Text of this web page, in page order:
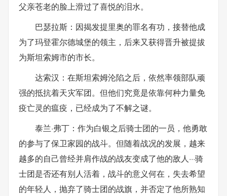
父亲苍老的脸上滑过了喜悦的泪水。
巴瑟拉斯：因揭发提里奥的罪名有功，接替他成
为了玛登霍尔德城堡的领主，后来又获得晋升被提拔
为斯坦索姆市的市长。
达索汉：在斯坦索姆沦陷之后，依然率领部队顽
强的抵抗着天灾军团。但他们究竟是依靠何种力量免
疫亡灵的瘟疫，已经成为了不解之谜。
泰兰·弗丁：作为白银之后骑士团的一员，他勇敢
的参与了保卫家园的战斗。但随着战况的发展，越来
越多的自己曾经并肩作战的战友变成了他的敌人···骑
士团是否还有别人活着，战斗的意义何在，失去希望
的年轻人，抛弃了骑士团的战旗，并否定了他所熟知